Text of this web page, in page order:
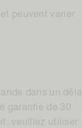
peuvent varier
dans un délai
garantie de 30
veuillez utiliser